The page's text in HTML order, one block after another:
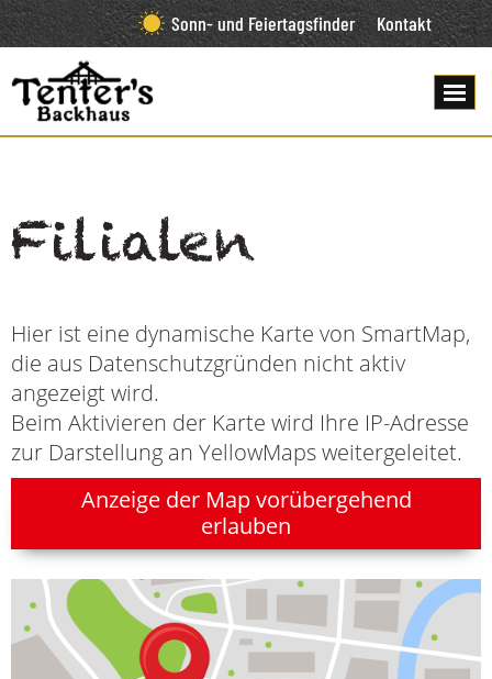
Sonn- und Feiertagsfinder Kontakt
Filialen
Hier ist eine dynamische Karte von SmartMap,
die aus Datenschutzgründen nicht aktiv
angezeigt wird.
Beim Aktivieren der Karte wird Ihre IP-Adresse
zur Darstellung an YellowMaps weitergeleitet.
Anzeige der Map vorübergehend
erlauben